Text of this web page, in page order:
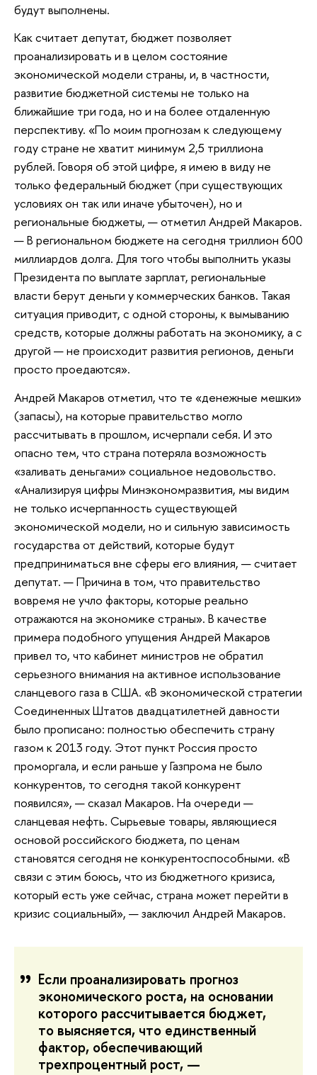
будут выполнены.
Как считает депутат, бюджет позволяет
проанализировать и в целом состояние
экономической модели страны, и, в частности,
развитие бюджетной системы не только на
ближайшие три года, но и на более отдаленную
перспективу. «По моим прогнозам к следующему
году стране не хватит минимум 2,5 триллиона
рублей. Говоря об этой цифре, я имею в виду не
только федеральный бюджет (при существующих
условиях он так или иначе убыточен), но и
региональные бюджеты, — отметил Андрей Макаров.
— В региональном бюджете на сегодня триллион 600
миллиардов долга. Для того чтобы выполнить указы
Президента по выплате зарплат, региональные
власти берут деньги у коммерческих банков. Такая
ситуация приводит, с одной стороны, к вымыванию
средств, которые должны работать на экономику, а с
другой — не происходит развития регионов, деньги
просто проедаются».
Андрей Макаров отметил, что те «денежные мешки»
(запасы), на которые правительство могло
рассчитывать в прошлом, исчерпали себя. И это
опасно тем, что страна потеряла возможность
«заливать деньгами» социальное недовольство.
«Анализируя цифры Минэкономразвития, мы видим
не только исчерпанность существующей
экономической модели, но и сильную зависимость
государства от действий, которые будут
предприниматься вне сферы его влияния, — считает
депутат. — Причина в том, что правительство
вовремя не учло факторы, которые реально
отражаются на экономике страны». В качестве
примера подобного упущения Андрей Макаров
привел то, что кабинет министров не обратил
серьезного внимания на активное использование
сланцевого газа в США. «В экономической стратегии
Соединенных Штатов двадцатилетней давности
было прописано: полностью обеспечить страну
газом к 2013 году. Этот пункт Россия просто
проморгала, и если раньше у Газпрома не было
конкурентов, то сегодня такой конкурент
появился», — сказал Макаров. На очереди —
сланцевая нефть. Сырьевые товары, являющиеся
основой российского бюджета, по ценам
становятся сегодня не конкурентоспособными. «В
связи с этим боюсь, что из бюджетного кризиса,
который есть уже сейчас, страна может перейти в
кризис социальный», — заключил Андрей Макаров.
Если проанализировать прогноз
экономического роста, на основании
которого рассчитывается бюджет,
то выясняется, что единственный
фактор, обеспечивающий
трехпроцентный рост, —